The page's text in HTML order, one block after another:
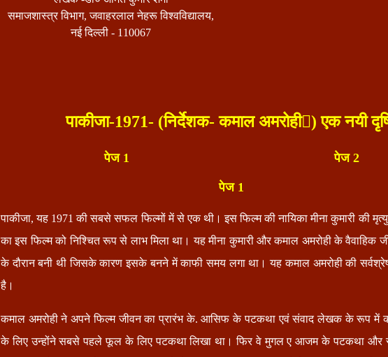
समाजशास्त्र विभाग, जवाहरलाल नेहरू विश्वविद्यालय,
नई दिल्ली - 110067
पाकीजा-1971- (निर्देशक- कमाल अमरोही) एक नयी
पेज 1 पेज 2
पेज 1
पाकीजा, यह 1971 की सबसे सफल फिल्मों में से एक थी। इस फिल्म की नायिका मीना कुमारी की
का इस फिल्म को निश्चित रूप से लाभ मिला था। यह मीना कुमारी और कमाल अमरोही के
के दौरान बनी थी जिसके कारण इसके बनने में काफी समय लगा था। यह कमाल अमरोही की
है।
कमाल अमरोही ने अपने फिल्म जीवन का प्रारंभ के. आसिफ के पटकथा एवं संवाद लेखक के रूप
के लिए उन्होंने सबसे पहले फूल के लिए पटकथा लिखा था। फिर वे मुगल ए आजम के पटकथा और